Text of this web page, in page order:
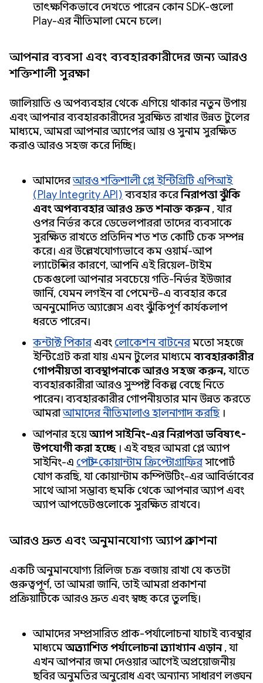
তাৎক্ষণিকভাবে দেখতে পারেন কোন SDK-গুলো
Play-এর নীতিমালা মেনে চলে।
আপনার ব্যবসা এবং ব্যবহারকারীদের জন্য আরও
শক্তিশালী সুরক্ষা
জালিয়াতি ও অপব্যবহার থেকে এগিয়ে থাকার নতুন উপায়
এবং আপনার ব্যবহারকারীদের সুরক্ষিত রাখার উন্নত টুলের
মাধ্যমে, আমরা আপনার অ্যাপের আয় ও সুনাম সুরক্ষিত
করাও আরও সহজ করে দিচ্ছি।
আমাদেরআরও শক্তিশালী প্লে ইন্টিগ্রিটি এপিআই
(Play Integrity API)ব্যবহার করেনিরাপত্তা ঝুঁকি
এবং অপব্যবহার আরও দ্রুত শনাক্ত করুন, যার
ওপর নির্ভর করে ডেভেলপাররা তাদের ব্যবসাকে
সুরক্ষিত রাখতে প্রতিদিন শত শত কোটি চেক সম্পন্ন
করে। এর উল্লেখযোগ্যভাবে কম ওয়ার্ম-আপ
ল্যাটেন্সির কারণে, আপনি এই রিয়েল-টাইম
চেকগুলো আপনার সবচেয়ে গতি-নির্ভর ইউজার
জার্নি, যেমন লগইন বা পেমেন্ট-এ ব্যবহার করে
অননুমোদিত অ্যাক্সেস এবং ঝুঁকিপূর্ণ কার্যকলাপ
ধরতে পারেন।
কন্টাক্ট পিকারএবং লোকেশন বাটনেরমতো সহজে
ইন্টিগ্রেট করা যায় এমন টুলের মাধ্যমেব্যবহারকারীর
গোপনীয়তা ব্যবস্থাপনাকে আরও সহজ করুন,যাতে
ব্যবহারকারীরা আরও সুস্পষ্ট বিকল্প বেছে নিতে
পারেন। ব্যবহারকারীর গোপনীয়তার মান উন্নত করতে
আমরাআমাদের নীতিমালাও হালনাগাদ করছি।
আপনার হয়েঅ্যাপ সাইনিং-এর নিরাপত্তা ভবিষ্যৎ-
উপযোগী করা হচ্ছে। এই বছর আমরা প্লে অ্যাপ
সাইনিং-এ পোস্ট-কোয়ান্টাম ক্রিপ্টোগ্রাফিরসাপোর্ট
যোগ করছি, যা কোয়ান্টাম কম্পিউটিং-এর আবির্ভাবের
সাথে আসা সম্ভাব্য হুমকি থেকে আপনার অ্যাপ এবং
অ্যাপ আপডেটগুলোকে সুরক্ষিত রাখবে।
আরও দ্রুত এবং অনুমানযোগ্য অ্যাপ প্রকাশনা
একটি অনুমানযোগ্য রিলিজ চক্র বজায় রাখা যে কতটা
গুরুত্বপূর্ণ, তা আমরা জানি, তাই আমরা প্রকাশনা
প্রক্রিয়াটিকে আরও দ্রুত এবং স্বচ্ছ করে তুলছি।
আমাদের সম্প্রসারিত প্রাক-পর্যালোচনা যাচাই ব্যবস্থার
মাধ্যমেঅপ্রত্যাশিত পর্যালোচনা প্রত্যাখ্যান এড়ান, যা
এখন আপনার জমা দেওয়ার আগেই অপ্রয়োজনীয়
ছবির অনুমতির অনুরোধ এবং অন্যান্য সাধারণ লঙ্ঘন